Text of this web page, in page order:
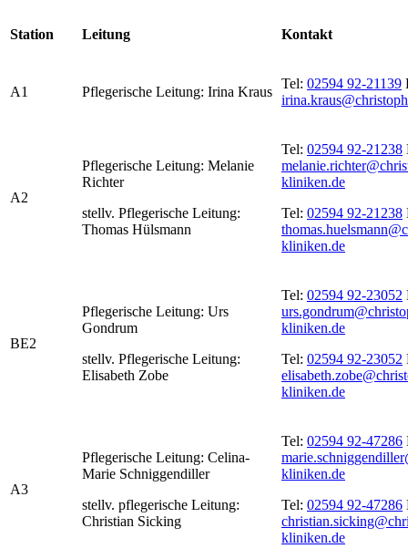
Station Leitung Kontakt
A1 Pflegerische Leitung: Irina Kraus
Tel: 02594 92-21139
A2
Pflegerische Leitung: Melanie
Richter
stellv. Pflegerische Leitung:
Thomas Hülsmann
Tel: 02594 92-21238
kliniken.de
Tel: 02594 92-21238
kliniken.de
BE2
Pflegerische Leitung: Urs
Gondrum
stellv. Pflegerische Leitung:
Elisabeth Zobe
Tel: 02594 92-23052
kliniken.de
Tel: 02594 92-23052
kliniken.de
A3
Pflegerische Leitung: Celina-
Marie Schniggendiller
stellv. pflegerische Leitung:
Christian Sicking
Tel: 02594 92-47286
kliniken.de
Tel: 02594 92-47286
kliniken.de